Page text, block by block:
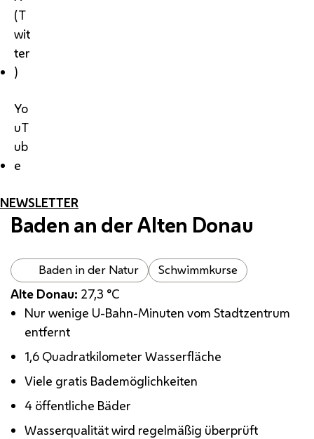
(T
wit
ter
)
Yo
uT
ub
e
NEWSLETTER
Baden an der Alten Donau
Baden in der Natur Schwimmkurse
Alte Donau: 27,3 °C
Nur wenige U-Bahn-Minuten vom Stadtzentrum
entfernt
1,6 Quadratkilometer Wasserfläche
Viele gratis Bademöglichkeiten
4 öffentliche Bäder
Wasserqualität wird regelmäßig überprüft